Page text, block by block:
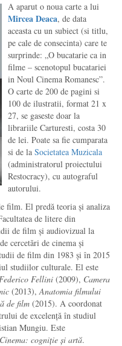
A aparut o noua carte a lui
Mircea Deaca, de data
aceasta cu un subiect (si titlu,
pe cale de consecinta) care te
surprinde: „O bucatarie ca in
filme – scenotopul bucatariei
in Noul Cinema Romanesc”.
O carte de 200 de pagini si
100 de ilustratii, format 21 x
27, se gaseste doar la
librariile Carturesti, costa 30
de lei. Poate sa fie cumparata
si de la Societatea Muzicala
(administratorul proiectului
Restocracy), cu autograful
autorului.
film. El predă teoria și analiza
de litere din
de film și audiovizual la
cercetări de cinema și
de film din 1983 și în 2015
studiilor culturale. El este
Fellini (2009), Camera
(2013),Anatomia filmului
de film (2015). A coordonat
de excelență în studiul
Mungiu. Este
Cinema: cogniție și artă.